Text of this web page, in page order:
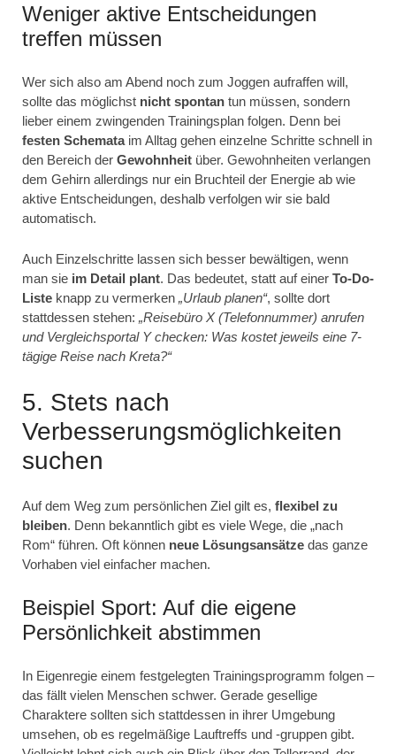
Weniger aktive Entscheidungen
treffen müssen
Wer sich also am Abend noch zum Joggen aufraffen will,
sollte das möglichst nicht spontan tun müssen, sondern
lieber einem zwingenden Trainingsplan folgen. Denn bei
festen Schemataim Alltag gehen einzelne Schritte schnell in
den Bereich der Gewohnheit über. Gewohnheiten verlangen
dem Gehirn allerdings nur ein Bruchteil der Energie ab wie
aktive Entscheidungen, deshalb verfolgen wir sie bald
automatisch.
Auch Einzelschritte lassen sich besser bewältigen, wenn
man sie im Detail plant. Das bedeutet, statt auf einer To-Do-
Liste knapp zu vermerken „Urlaub planen“, sollte dort
stattdessen stehen: „Reisebüro X (Telefonnummer) anrufen
und Vergleichsportal Y checken: Was kostet jeweils eine 7-
tägige Reise nach Kreta?“
5. Stets nach
Verbesserungsmöglichkeiten
suchen
Auf dem Weg zum persönlichen Ziel gilt es, flexibel zu
bleiben. Denn bekanntlich gibt es viele Wege, die „nach
Rom“ führen. Oft können neue Lösungsansätze das ganze
Vorhaben viel einfacher machen.
Beispiel Sport: Auf die eigene
Persönlichkeit abstimmen
In Eigenregie einem festgelegten Trainingsprogramm folgen –
das fällt vielen Menschen schwer. Gerade gesellige
Charaktere sollten sich stattdessen in ihrer Umgebung
umsehen, ob es regelmäßige Lauftreffs und -gruppen gibt.